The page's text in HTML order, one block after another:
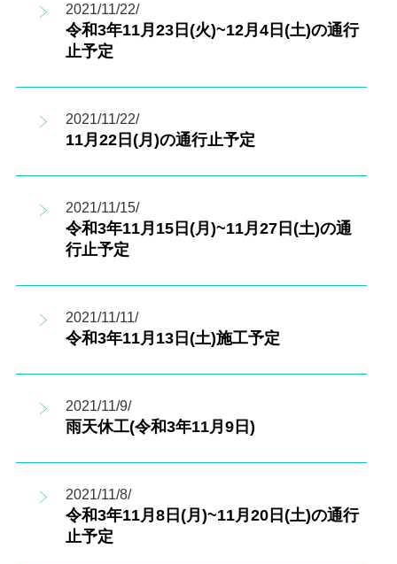
2021/11/22/
令和3年11月23日(火)~12月4日(土)の通行
止予定
2021/11/22/
11月22日(月)の通行止予定
2021/11/15/
令和3年11月15日(月)~11月27日(土)の通
行止予定
2021/11/11/
令和3年11月13日(土)施工予定
2021/11/9/
雨天休工(令和3年11月9日)
2021/11/8/
令和3年11月8日(月)~11月20日(土)の通行
止予定